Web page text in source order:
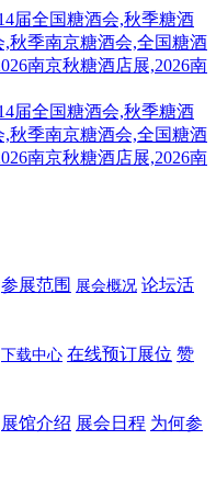
参展范围 展会概况 论坛活
下载中心 在线预订展位 赞
展馆介绍 展会日程 为何参